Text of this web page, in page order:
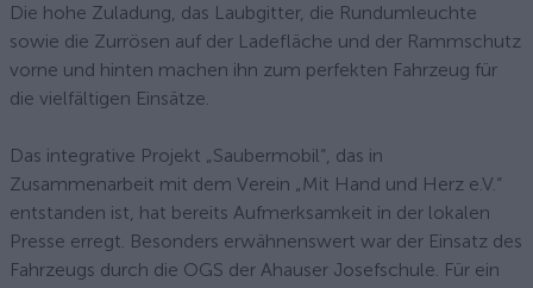
Die hohe Zuladung, das Laubgitter, die Rundumleuchte
sowie die Zurrösen auf der Ladefläche und der Rammschutz
vorne und hinten machen ihn zum perfekten Fahrzeug für
die vielfältigen Einsätze.
Das integrative Projekt „Saubermobil“, das in
Zusammenarbeit mit dem Verein „Mit Hand und Herz e.V.“
entstanden ist, hat bereits Aufmerksamkeit in der lokalen
Presse erregt. Besonders erwähnenswert war der Einsatz des
Fahrzeugs durch die OGS der Ahauser Josefschule. Für ein